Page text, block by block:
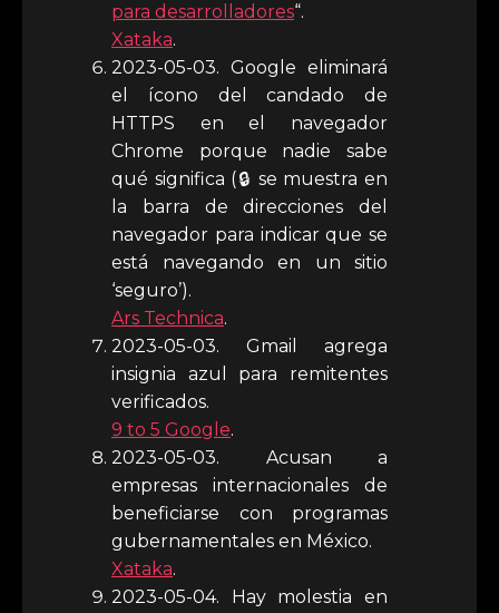
para desarrolladores“.
Xataka.
2023-05-03. Google eliminará
el ícono del candado de
HTTPS en el navegador
Chrome porque nadie sabe
qué significa (🔒 se muestra en
la barra de direcciones del
navegador para indicar que se
está navegando en un sitio
‘seguro’).
Ars Technica.
2023-05-03. Gmail agrega
insignia azul para remitentes
verificados.
9 to 5 Google.
2023-05-03. Acusan a
empresas internacionales de
beneficiarse con programas
gubernamentales en México.
Xataka.
2023-05-04. Hay molestia en